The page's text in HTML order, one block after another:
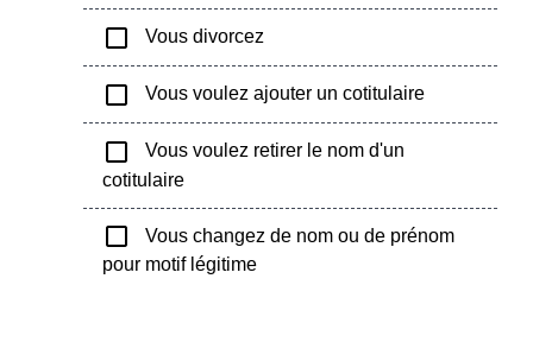
check_box_outline_blank Vous divorcez
check_box_outline_blank Vous voulez ajouter un cotitulaire
check_box_outline_blank
Vous voulez retirer le nom d'un
cotitulaire
check_box_outline_blank
Vous changez de nom ou de prénom
pour motif légitime